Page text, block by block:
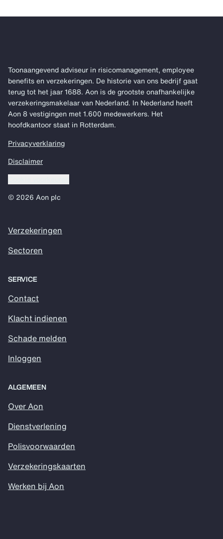
Toonaangevend adviseur in risicomanagement, employee
benefits en verzekeringen. De historie van ons bedrijf gaat
terug tot het jaar 1688. Aon is de grootste onafhankelijke
verzekeringsmakelaar van Nederland. In Nederland heeft
Aon 8 vestigingen met 1.600 medewerkers. Het
hoofdkantoor staat in Rotterdam.
Privacyverklaring
Disclaimer
© 2026 Aon plc
Verzekeringen
Sectoren
SERVICE
Contact
Klacht indienen
Schade melden
Inloggen
ALGEMEEN
Over Aon
Dienstverlening
Polisvoorwaarden
Verzekeringskaarten
Werken bij Aon